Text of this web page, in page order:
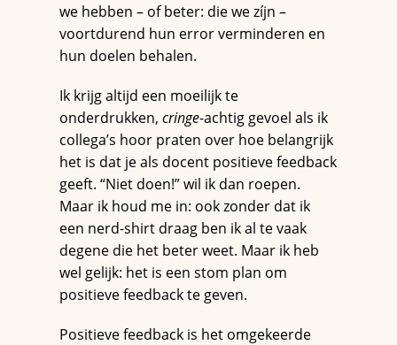
we hebben – of beter: die we zíjn –
voortdurend hun error verminderen en
hun doelen behalen.
Ik krijg altijd een moeilijk te
onderdrukken,cringe-achtig gevoel als ik
collega’s hoor praten over hoe belangrijk
het is dat je als docent positieve feedback
geeft. “Niet doen!” wil ik dan roepen.
Maar ik houd me in: ook zonder dat ik
een nerd-shirt draag ben ik al te vaak
degene die het beter weet. Maar ik heb
wel gelijk: het is een stom plan om
positieve feedback te geven.
Positieve feedback is het omgekeerde